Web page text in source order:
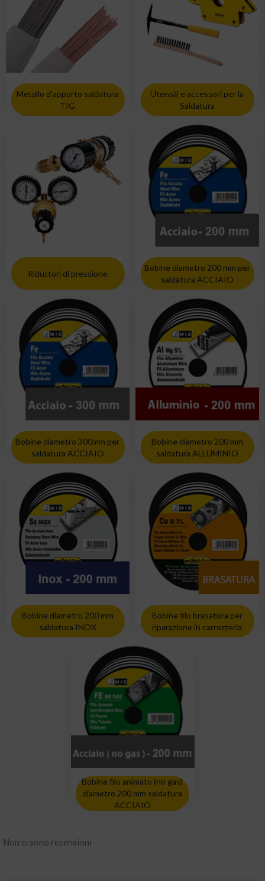
Metallo d'apporto saldatura
TIG
Utensili e accessori per la
Saldatura
Riduttori di pressione
Bobine diametro 200 mm per
saldatura ACCIAIO
Bobine diametro 300mm per
saldatura ACCIAIO
Bobine diametro 200 mm
saldatura ALLUMINIO
Bobine diametro 200 mm
saldatura INOX
Bobine filo brasatura per
riparazione in carrozzeria
Bobine filo animato (no gas)
diametro 200 mm saldatura
ACCIAIO
Non ci sono recensioni